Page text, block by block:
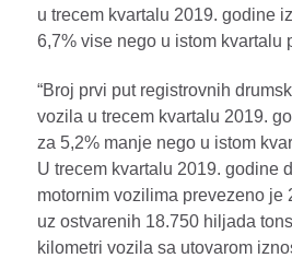
u trecem kvartalu 2019. godine
6,7% vise nego u istom kvartalu
“Broj prvi put registrovnih
vozila u trecem kvartalu 2019.
za 5,2% manje nego u istom
U trecem kvartalu 2019. godine
motornim vozilima prevezeno je
uz ostvarenih 18.750 hiljada
kilometri vozila sa utovarom